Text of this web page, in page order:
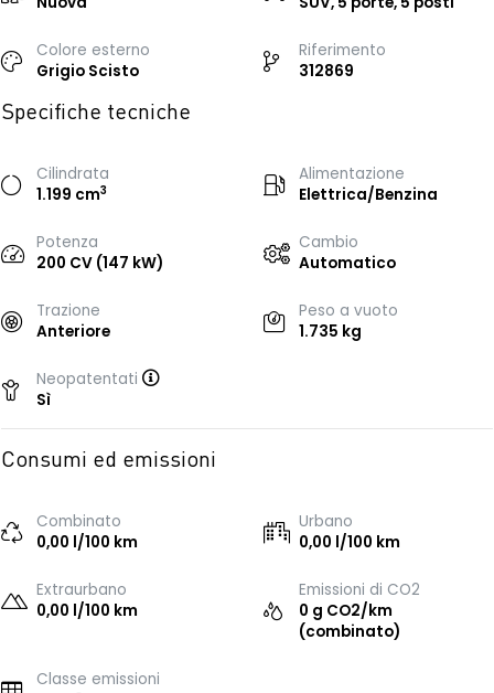
Colore esterno
Grigio Scisto
Riferimento
312869
Specifiche tecniche
Cilindrata
1.199 cm3
Alimentazione
Elettrica/Benzina
Potenza
200 CV (147 kW)
Cambio
Automatico
Trazione
Anteriore
Peso a vuoto
1.735 kg
Neopatentati
Sì
Consumi ed emissioni
Combinato
0,00 l/100 km
Urbano
0,00 l/100 km
Extraurbano
0,00 l/100 km
Emissioni di CO2
0 g CO2/km
(combinato)
Classe emissioni